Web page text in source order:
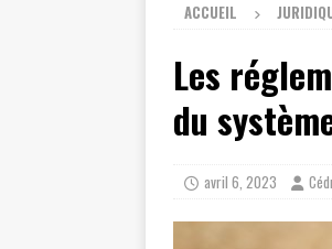
ACCUEIL
Les
du
avril 6, 2023